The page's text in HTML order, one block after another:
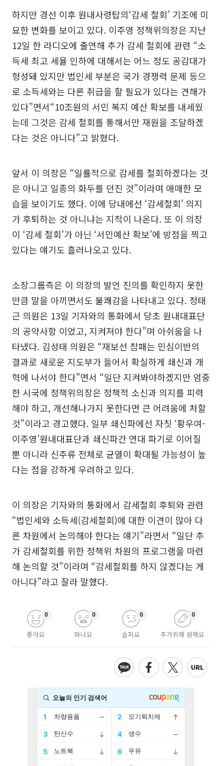
하지만 경선 이후 원내사령탑의‘감세 철회’ 기조에 미
묘한 변화를 보이고 있다. 이주영 정책위의장은 지난
12일 한 라디오에 출연해 추가 감세 철회에 관련 “소
득세 최고 세율 인하에 대해서는 어느 정도 공감대가
형성돼 있지만 법인세 부분은 국가 경쟁력 문제 등으
로 소득세와는 다른 취급을 할 필요가 있다는 견해가
있다”면서“10조원의 서민 복지 예산 확보를 내세웠
는데 그것은 감세 철회를 통해서만 재원을 조달하겠
다는 것은 아니다”고 밝혔다.
앞서 이 의장은 “일률적으로 감세를 철회하겠다는 것
은 아니고 일종의 화두를 던진 것”이라며 애매한 모
습을 보이기도 했다. 이에 당내에선 ‘감세철회’ 의지
가 후퇴하는 것 아니냐는 지적이 나온다. 또 이 의장
이 ‘감세 철회’가 아닌 ‘서민예산 확보’에 방점을 찍고
있다는 얘기도 흘러나오고 있다.
소장그룹측은 이 의장의 발언 진의를 확인하지 못한
만큼 말을 아끼면서도 불쾌감을 나타내고 있다. 정태
근 의원은 13일 기자와의 통화에서 당초 원내대표단
의 공약사항 이었고, 지켜져야 한다”며 아쉬움을 나
타냈다. 김성태 의원은 “재보선 참패는 민심이반의
결과로 새로운 지도부가 들어서 확실하게 쇄신과 개
혁에 나서야 한다”면서 “일단 지켜봐야하겠지만 엄중
한 시국에 정책위의장은 정책적 소신과 의지를 피력
해야 하고, 개선해나가지 못한다면 큰 어려움에 처할
것”이라고 경고했다. 일부 쇄신파에선 자칫 ‘황우여-
이주영’원내대표단과 쇄신파간 연대 파기로 이어질
뿐 아니라 신주류 전체로 균열이 확대될 가능성이 높
다는 점을 강하게 우려하고 있다.
이 의장은 기자와의 통화에서 감세철회 후퇴와 관련
“법인세와 소득세(감세철회)에 대한 이견이 많아 다
른 차원에서 논의해야 한다는 얘기”라면서 “일단 추
가 감세철회를 위한 정책위 차원의 프로그램을 마련
해 논의할 것”이라며 “감세철회를 하지 않겠다는 게
아니다”라고 잘라 말했다.
좋아요
0
화나요
0
슬퍼요
0
추가취재 원해요
0